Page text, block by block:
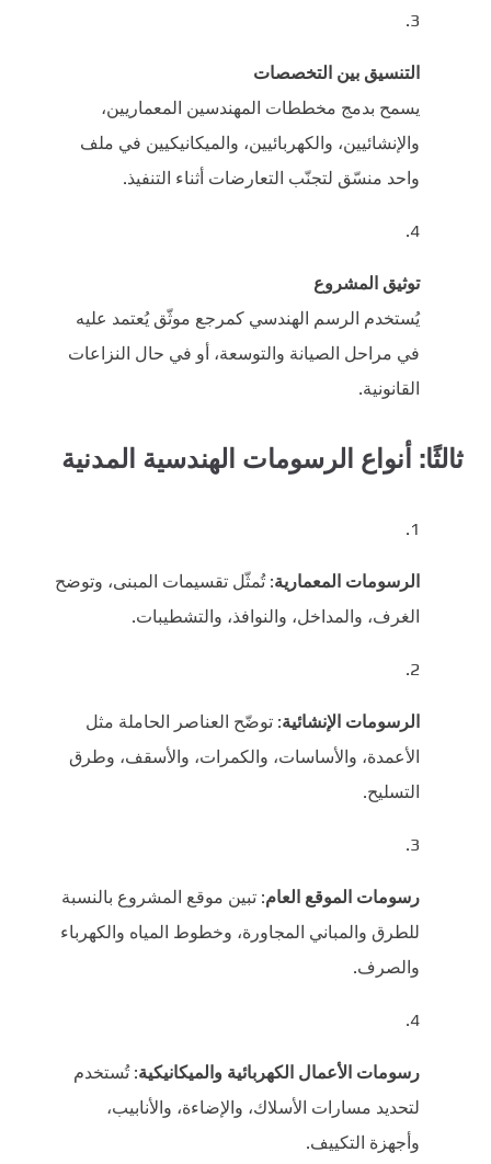
التنسيق بين التخصصات
يسمح بدمج مخططات المهندسين المعماريين،
والإنشائيين، والكهربائيين، والميكانيكيين في ملف
واحد منسّق لتجنّب التعارضات أثناء التنفيذ.
توثيق المشروع
يُستخدم الرسم الهندسي كمرجع موثّق يُعتمد عليه
في مراحل الصيانة والتوسعة، أو في حال النزاعات
القانونية.
ثالثًا: أنواع الرسومات الهندسية المدنية
الرسومات المعمارية: تُمثّل تقسيمات المبنى، وتوضح
الغرف، والمداخل، والنوافذ، والتشطيبات.
الرسومات الإنشائية: توضّح العناصر الحاملة مثل
الأعمدة، والأساسات، والكمرات، والأسقف، وطرق
التسليح.
رسومات الموقع العام: تبين موقع المشروع بالنسبة
للطرق والمباني المجاورة، وخطوط المياه والكهرباء
والصرف.
رسومات الأعمال الكهربائية والميكانيكية: تُستخدم
لتحديد مسارات الأسلاك، والإضاءة، والأنابيب،
وأجهزة التكييف.